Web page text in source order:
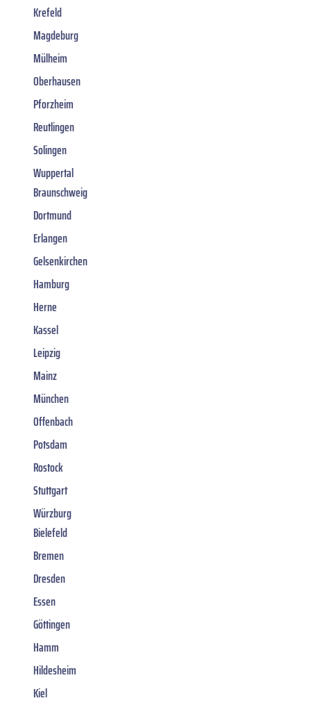
Krefeld
Magdeburg
Mülheim
Oberhausen
Pforzheim
Reutlingen
Solingen
Wuppertal
Braunschweig
Dortmund
Erlangen
Gelsenkirchen
Hamburg
Herne
Kassel
Leipzig
Mainz
München
Offenbach
Potsdam
Rostock
Stuttgart
Würzburg
Bielefeld
Bremen
Dresden
Essen
Göttingen
Hamm
Hildesheim
Kiel